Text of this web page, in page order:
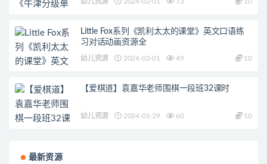
Little Fox系列《凯利太太的课堂》英文口语练
习对话动画资源全
幼儿资源 2024-02-01 49 10
【爱棋道】袁嘉华老师围棋一段班32课时
幼儿资源 2024-01-29 60 10
最新资源